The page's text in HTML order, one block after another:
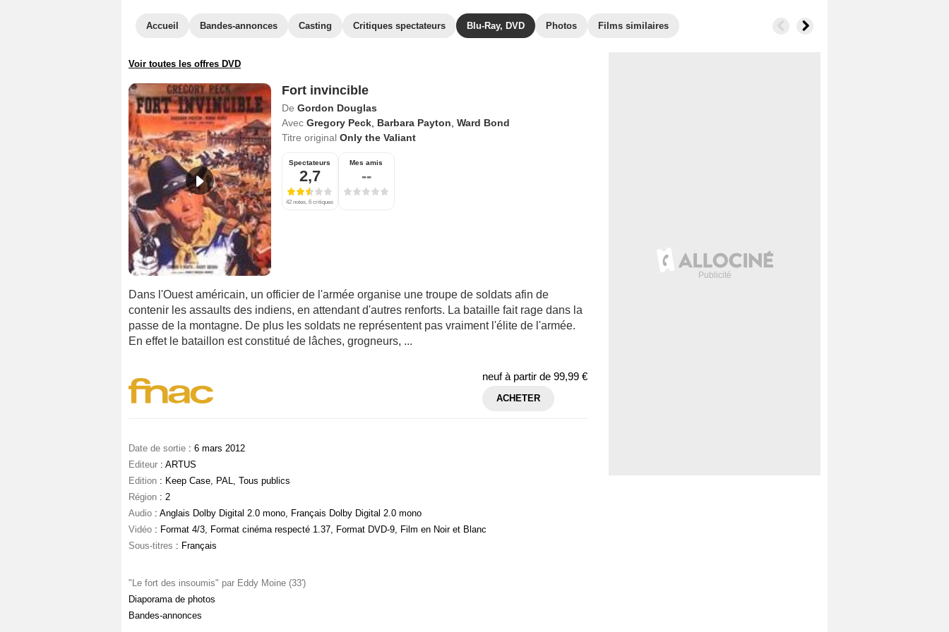
Accueil Bandes-annonces Casting Critiques spectateurs Blu-Ray, DVD Photos Films similaires
Voir toutes les offres DVD
Fort invincible
De Gordon Douglas
Avec Gregory Peck, Barbara Payton Ward Bond
Titre original Only the Valiant
Spectateurs
2,7
42 notes, 6 critiques
Mes amis
--
Dans l'Ouest américain, un officier de l'armée organise une troupe de soldats afin de
contenir les assaults des indiens, en attendant d'autres renforts. La bataille fait rage dans la
passe de la montagne. De plus les soldats ne représentent pas vraiment l'élite de l'armée.
En effet le bataillon est constitué de lâches, grogneurs, ...
neuf à partir de 99,99 €
ACHETER
Date de sortie : 6 mars 2012
Editeur : ARTUS
Edition : Keep Case, PAL, Tous publics
Région : 2
Audio : Anglais Dolby Digital 2.0 mono, Français Dolby Digital 2.0 mono
Vidéo : Format 4/3, Format cinéma respecté 1.37, Format DVD-9, Film en Noir et Blanc
Sous-titres : Français
"Le fort des insoumis" par Eddy Moine (33')
Diaporama de photos
Bandes-annonces